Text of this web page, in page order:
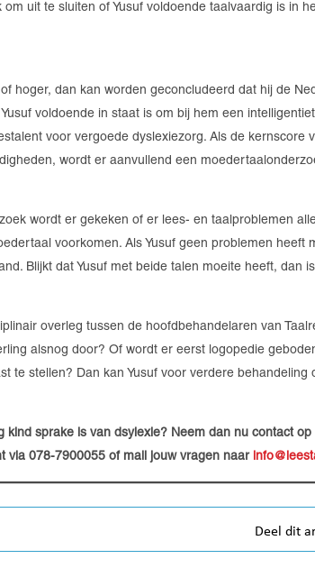
om uit te sluiten of Yusuf voldoende taalvaardig is in
hoger, dan kan worden geconcludeerd dat hij de
voldoende in staat is om bij hem een
voor vergoede dyslexiezorg. Als de kernscore
wordt er aanvullend een
wordt er gekeken of er lees- en taalproblemen
voorkomen. Als Yusuf geen problemen heeft
Blijkt dat Yusuf met beide talen moeite heeft, dan
overleg tussen de hoofdbehandelaren van
alsnog door? Of wordt er eerst logopedie
te stellen? Dan kan Yusuf voor verdere behandeling
kind sprake is van dsylexie? Neem dan nu contact op
via 078-7900055 of mail jouw vragen naar
Deel dit